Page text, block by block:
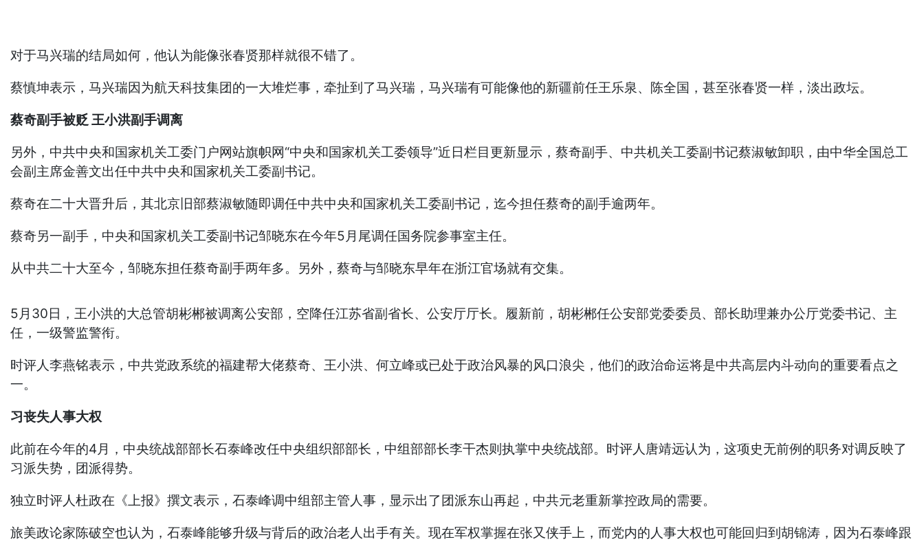
对于马兴瑞的结局如何，他认为能像张春贤那样就很不错了。
蔡慎坤表示，马兴瑞因为航天科技集团的一大堆烂事，牵扯到了马兴瑞，马兴瑞有可能像他的新疆前任王乐泉、陈全国，甚至张春贤一样，淡出政坛。
蔡奇副手被贬 王小洪副手调离
另外，中共中央和国家机关工委门户网站旗帜网“中央和国家机关工委领导”近日栏目更新显示，蔡奇副手、中共机关工委副书记蔡淑敏卸职，由中华全国总工
会副主席金善文出任中共中央和国家机关工委副书记。
蔡奇在二十大晋升后，其北京旧部蔡淑敏随即调任中共中央和国家机关工委副书记，迄今担任蔡奇的副手逾两年。
蔡奇另一副手，中央和国家机关工委副书记邹晓东在今年5月尾调任国务院参事室主任。
从中共二十大至今，邹晓东担任蔡奇副手两年多。另外，蔡奇与邹晓东早年在浙江官场就有交集。
5月30日，王小洪的大总管胡彬郴被调离公安部，空降任江苏省副省长、公安厅厅长。履新前，胡彬郴任公安部党委委员、部长助理兼办公厅党委书记、主
任，一级警监警衔。
时评人李燕铭表示，中共党政系统的福建帮大佬蔡奇、王小洪、何立峰或已处于政治风暴的风口浪尖，他们的政治命运将是中共高层内斗动向的重要看点之
一。
习丧失人事大权
此前在今年的4月，中央统战部部长石泰峰改任中央组织部部长，中组部部长李干杰则执掌中央统战部。时评人唐靖远认为，这项史无前例的职务对调反映了
习派失势，团派得势。
独立时评人杜政在《上报》撰文表示，石泰峰调中组部主管人事，显示出了团派东山再起，中共元老重新掌控政局的需要。
旅美政论家陈破空也认为，石泰峰能够升级与背后的政治老人出手有关。现在军权掌握在张又侠手上，而党内的人事大权也可能回归到胡锦涛，因为石泰峰跟